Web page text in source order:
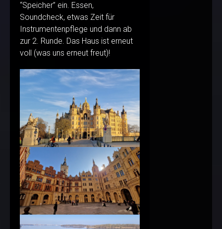
“Speicher” ein. Essen,
Soundcheck, etwas Zeit für
Instrumentenpflege und dann ab
zur 2. Runde. Das Haus ist erneut
voll (was uns erneut freut)!